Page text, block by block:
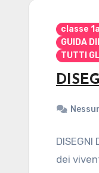
classe 1a
GUIDA
TUTTI
dei